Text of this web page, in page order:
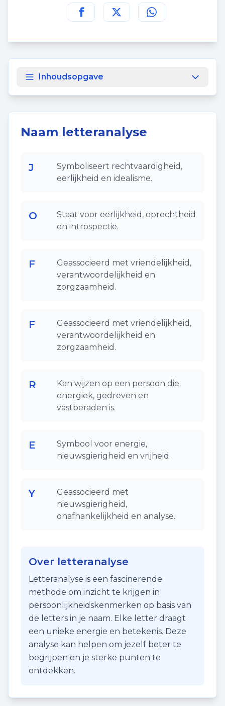
Deel deze pagina op
Deel deze pagina op
Deel deze pagina
Inhoudsopgave
Naam letteranalyse
J
Symboliseert rechtvaardigheid,
eerlijkheid en idealisme.
O
Staat voor eerlijkheid, oprechtheid
en introspectie.
F
Geassocieerd met vriendelijkheid,
verantwoordelijkheid en
zorgzaamheid.
F
Geassocieerd met vriendelijkheid,
verantwoordelijkheid en
zorgzaamheid.
R
Kan wijzen op een persoon die
energiek, gedreven en
vastberaden is.
E
Symbool voor energie,
nieuwsgierigheid en vrijheid.
Y
Geassocieerd met
nieuwsgierigheid,
onafhankelijkheid en analyse.
Over letteranalyse
Letteranalyse is een fascinerende
methode om inzicht te krijgen in
persoonlijkheidskenmerken op basis van
de letters in je naam. Elke letter draagt
een unieke energie en betekenis. Deze
analyse kan helpen om jezelf beter te
begrijpen en je sterke punten te
ontdekken.